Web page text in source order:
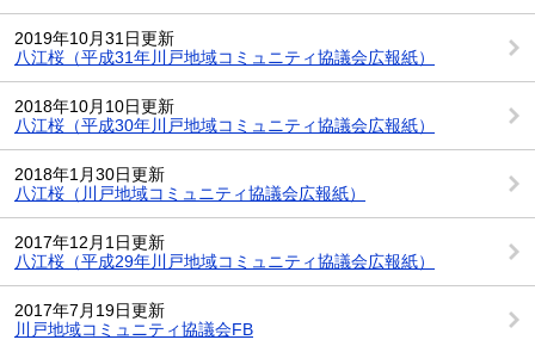
2019年10月31日更新
八江桜（平成31年川戸地域コミュニティ協議会広報紙）
2018年10月10日更新
八江桜（平成30年川戸地域コミュニティ協議会広報紙）
2018年1月30日更新
八江桜（川戸地域コミュニティ協議会広報紙）
2017年12月1日更新
八江桜（平成29年川戸地域コミュニティ協議会広報紙）
2017年7月19日更新
川戸地域コミュニティ協議会FB